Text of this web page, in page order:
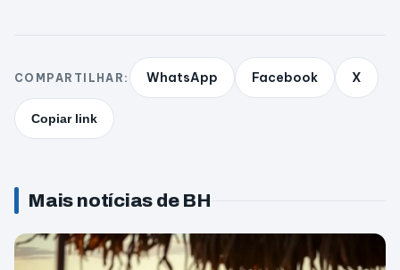
COMPARTILHAR: WhatsApp Facebook X
Copiar link
Mais notícias de BH